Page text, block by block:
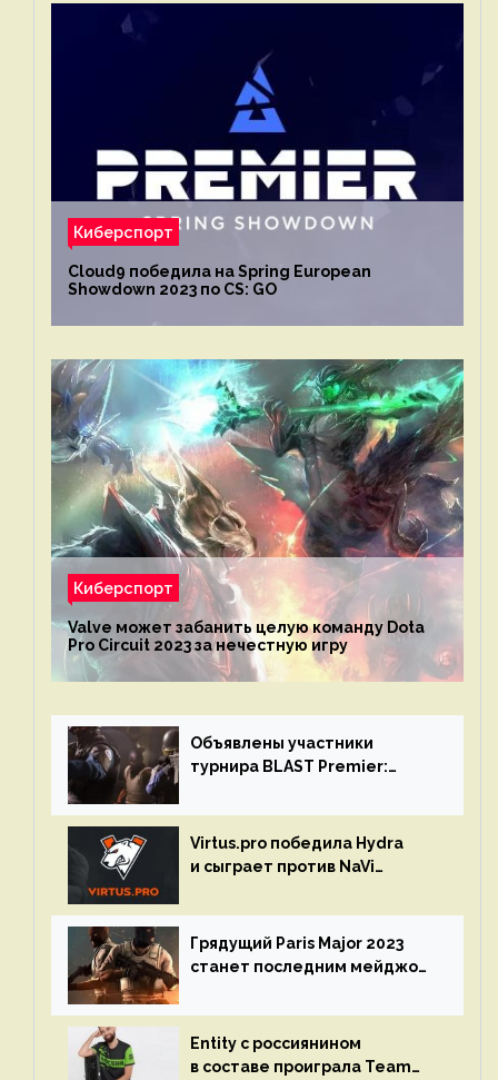
Киберспорт
Cloud9 победила на Spring European
Showdown 2023 по CS: GO
Киберспорт
Valve может забанить целую команду Dota
Pro Circuit 2023 за нечестную игру
Объявлены участники
турнира BLAST Premier:
Virtus.pro победила Hydra
и сыграет против NaVi
Грядущий Paris Major 2023
станет последним мейджор-
Entity с россиянином
в составе проиграла Team